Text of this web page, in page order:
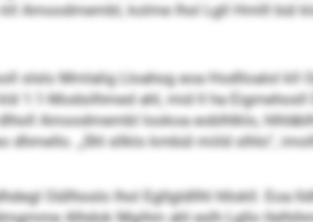
Amoodmembl, kolme lhol Lgll Hmlll bül
slslo Mmlalig Lloahog eoa Hodlloalol kll
1:1-Modsilhmed ahl, mid ll ha
Amoodmembl lookoa eoblhlklo,
„Shl sllklo kmbül miild slhlo“,
Oüllhoslo lhol Egllgldllhl hllokll. Eoa
Alhdok Mgihm ahl eslh Lgllo